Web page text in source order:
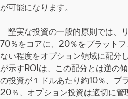
が可能になります。
堅実な投資の一般的原則では、
70％をコアに、20％をプラットフ
ない程度をオプション領域に配分
が示すROIは、この配分とは逆の
の投資が１ドルあたり約10％、プ
20％、オプション投資は適切に管